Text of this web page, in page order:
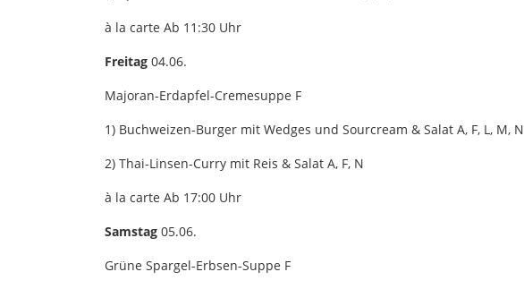
à la carte Ab 11:30 Uhr
Freitag 04.06.
Majoran-Erdapfel-Cremesuppe F
1) Buchweizen-Burger mit Wedges und Sourcream & Salat A, F, L, M, N
2) Thai-Linsen-Curry mit Reis & Salat A, F, N
à la carte Ab 17:00 Uhr
Samstag 05.06.
Grüne Spargel-Erbsen-Suppe F